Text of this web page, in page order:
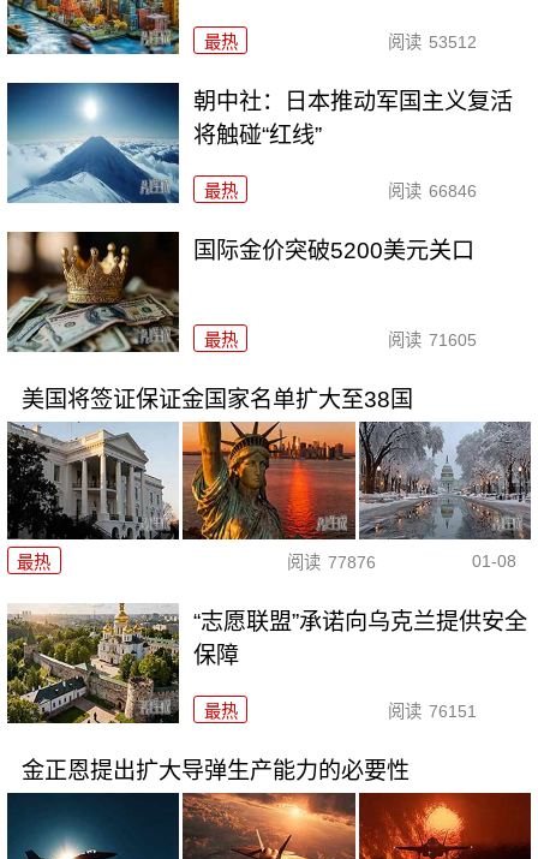
最热 阅读 53512
朝中社：日本推动军国主义复活
将触碰“红线”
最热 阅读 66846
国际金价突破5200美元关口
最热 阅读 71605
美国将签证保证金国家名单扩大至38国
最热 阅读 77876 01-08
“志愿联盟”承诺向乌克兰提供安全
保障
最热 阅读 76151
金正恩提出扩大导弹生产能力的必要性